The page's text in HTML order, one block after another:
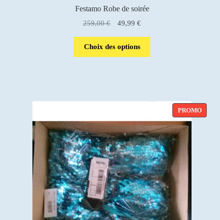
Festamo Robe de soirée
259,00€
Le
initial
était :
49,99 €Le
est :
Choix des options
PROMO
EN